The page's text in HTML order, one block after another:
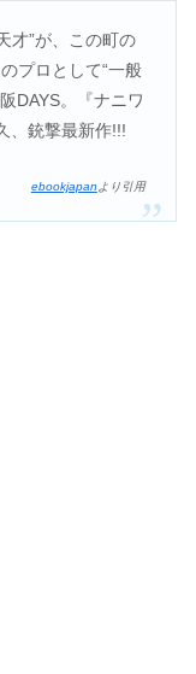
才”が、この町の
プロとして“一般
DAYS。『ナニワ
、銃撃最新作!!!
ebookjapan より引用